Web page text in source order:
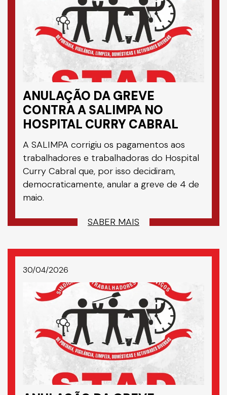
ANULAÇÃO DA GREVE
CONTRA A SALIMPA NO
HOSPITAL CURRY CABRAL
A SALIMPA corrigiu os pagamentos aos
trabalhadores e trabalhadoras do Hospital
Curry Cabral que, por isso decidiram,
democraticamente, anular a greve de 4 de
maio.
SABER MAIS
30/04/2026